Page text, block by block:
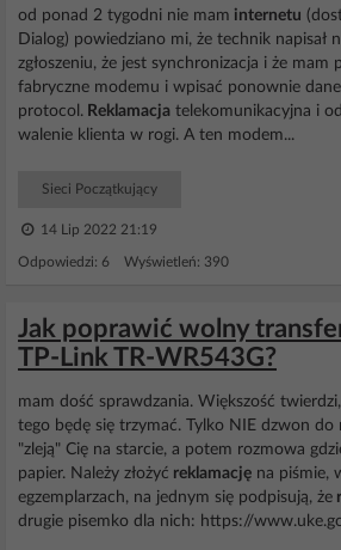
od ponad 2 tygodni nie mam internetu
Dialog) powiedziano mi, że technik napisał
zgłoszeniu, że jest synchronizacja i że mam
fabryczne modemu i wpisać ponownie
protocol. Reklamacja telekomunikacyjna i
walenie klienta w rogi. A ten modem...
Sieci Początkujący
14 Lip 2022 21:19
Odpowiedzi: 6 Wyświetleń: 390
Jak poprawić wolny
TP-Link TR-WR543G?
mam dość sprawdzania. Większość
tego będę się trzymać. Tylko NIE dzwon
"zleją" Cię na starcie, a potem rozmowa
papier. Należy złożyć reklamację na piśmie,
egzemplarzach, na jednym się podpisują, że
drugie pisemko dla nich: https://